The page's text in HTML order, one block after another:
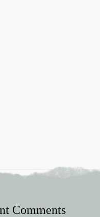
Comments